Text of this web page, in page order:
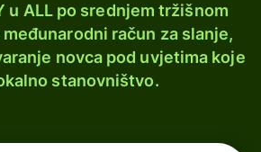
u ALL po srednjem tržišnom
račun za slanje,
novca pod uvjetima koje
stanovništvo.